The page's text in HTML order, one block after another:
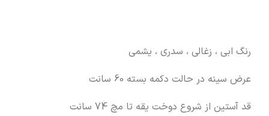
رنگ ابی ، زغالی ، سدری ، یشمی
عرض سینه در حالت دکمه بسته 60 سانت
قد آستین از شروع دوخت یقه تا مچ 74 سانت